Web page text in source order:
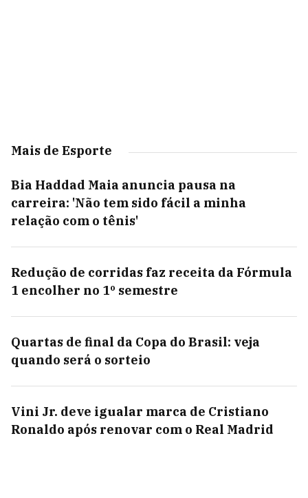
Mais de Esporte
Bia Haddad Maia anuncia pausa na
carreira: 'Não tem sido fácil a minha
relação com o tênis'
Redução de corridas faz receita da Fórmula
1 encolher no 1º semestre
Quartas de final da Copa do Brasil: veja
quando será o sorteio
Vini Jr. deve igualar marca de Cristiano
Ronaldo após renovar com o Real Madrid